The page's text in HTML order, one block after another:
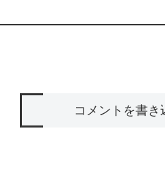
コメントを書き